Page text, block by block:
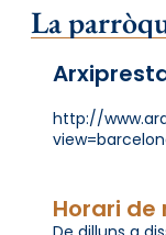
La
http://
Horari de